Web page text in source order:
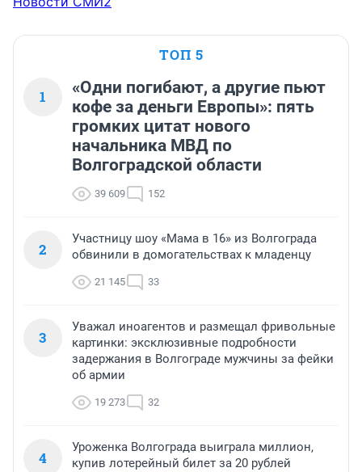
брезгуют появляться в этом разделе?
плодотворного сотрудничества.
ТОП 5
1
«Одни погибают, а другие пьют
кофе за деньги Европы»: пять
громких цитат нового
начальника МВД по
Волгоградской области
39 609 152
2
Участницу шоу «Мама в 16» из Волгограда
обвинили в домогательствах к младенцу
21 145 33
3
Уважал иноагентов и размещал фривольные
картинки: эксклюзивные подробности
задержания в Волгограде мужчины за фейки
об армии
19 273 32
4
Уроженка Волгограда выиграла миллион,
купив лотерейный билет за 20 рублей